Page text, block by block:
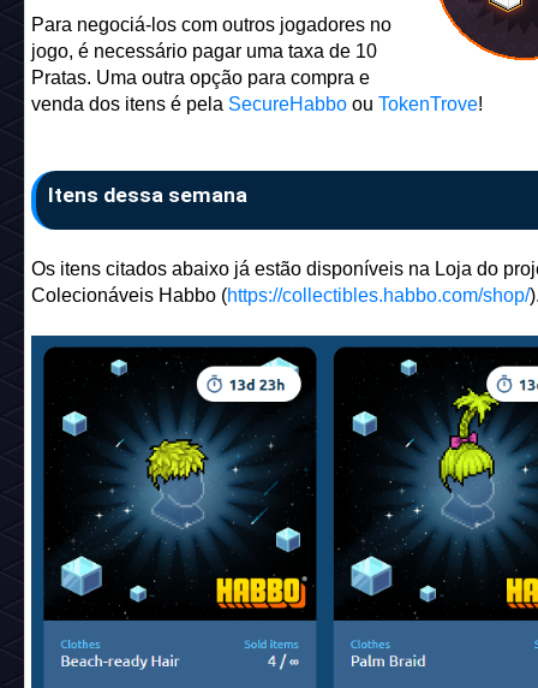
Para negociá-los com outros jogadores no
jogo, é necessário pagar uma taxa de 10
Pratas. Uma outra opção para compra e
venda dos itens é pela SecureHabboou TokenTrove!
Itens dessa semana
Os itens citados abaixo já estão disponíveis na Loja do
Colecionáveis Habbo (https://collectibles.habbo.com/shop/